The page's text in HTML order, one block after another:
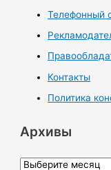
Телефонный
Контакты
Политика
Архивы
А